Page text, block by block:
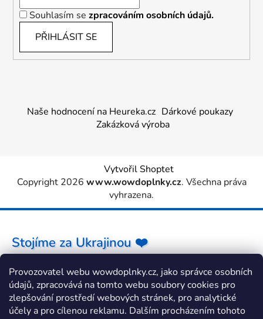
Provozovatel webu wowdoplnky.cz, jako správce osobních
údajů, zpracovává na tomto webu soubory cookies pro
zlepšování prostředí webových stránek, pro analytické
účely a pro cílenou reklamu. Dalším procházením tohoto
Souhlasím se zpracováním osobních údajů.
PŘIHLÁSIT SE
Naše hodnocení na Heureka.cz Dárkové poukazy
Zakázková výroba
Vytvořil Shoptet
Copyright 2026 www.wowdoplnky.cz. Všechna práva
vyhrazena.
Stojíme za Ukrajinou ❤️
Jak a čím pomoci »